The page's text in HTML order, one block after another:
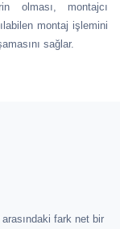
olması, montajcı
montaj işlemini
sağlar.
fark net bir